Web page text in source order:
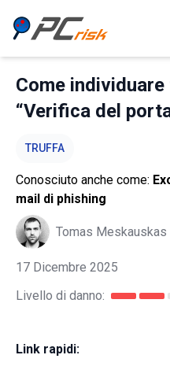
Come
“Verifica del
TRUFFA
Conosciuto anche come:
mail di phishing
Tomas Meskauskas
17 Dicembre 2025
Livello di danno:
Link rapidi: